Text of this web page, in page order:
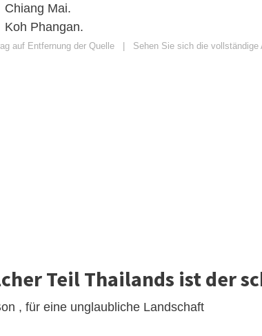
Chiang Mai.
Koh Phangan.
auf Entfernung der Quelle Sehen Sie sich die vollständige
Teil Thailands ist der
, für eine unglaubliche Landschaft